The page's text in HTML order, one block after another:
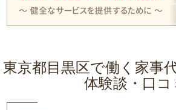
東京都目黒区で働く家事
体験談・口コ